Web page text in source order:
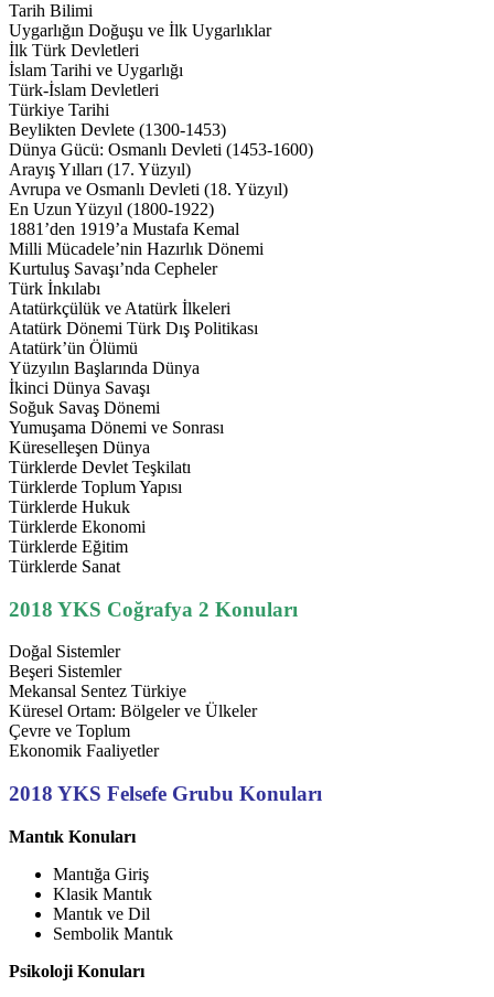
Tarih Bilimi
Uygarlığın Doğuşu ve İlk Uygarlıklar
İlk Türk Devletleri
İslam Tarihi ve Uygarlığı
Türk-İslam Devletleri
Türkiye Tarihi
Beylikten Devlete (1300-1453)
Dünya Gücü: Osmanlı Devleti (1453-1600)
Arayış Yılları (17. Yüzyıl)
Avrupa ve Osmanlı Devleti (18. Yüzyıl)
En Uzun Yüzyıl (1800-1922)
1881’den 1919’a Mustafa Kemal
Milli Mücadele’nin Hazırlık Dönemi
Kurtuluş Savaşı’nda Cepheler
Türk İnkılabı
Atatürkçülük ve Atatürk İlkeleri
Atatürk Dönemi Türk Dış Politikası
Atatürk’ün Ölümü
Yüzyılın Başlarında Dünya
İkinci Dünya Savaşı
Soğuk Savaş Dönemi
Yumuşama Dönemi ve Sonrası
Küreselleşen Dünya
Türklerde Devlet Teşkilatı
Türklerde Toplum Yapısı
Türklerde Hukuk
Türklerde Ekonomi
Türklerde Eğitim
Türklerde Sanat
2018 YKS Coğrafya 2 Konuları
Doğal Sistemler
Beşeri Sistemler
Mekansal Sentez Türkiye
Küresel Ortam: Bölgeler ve Ülkeler
Çevre ve Toplum
Ekonomik Faaliyetler
2018 YKS Felsefe Grubu Konuları
Mantık Konuları
Mantığa Giriş
Klasik Mantık
Mantık ve Dil
Sembolik Mantık
Psikoloji Konuları